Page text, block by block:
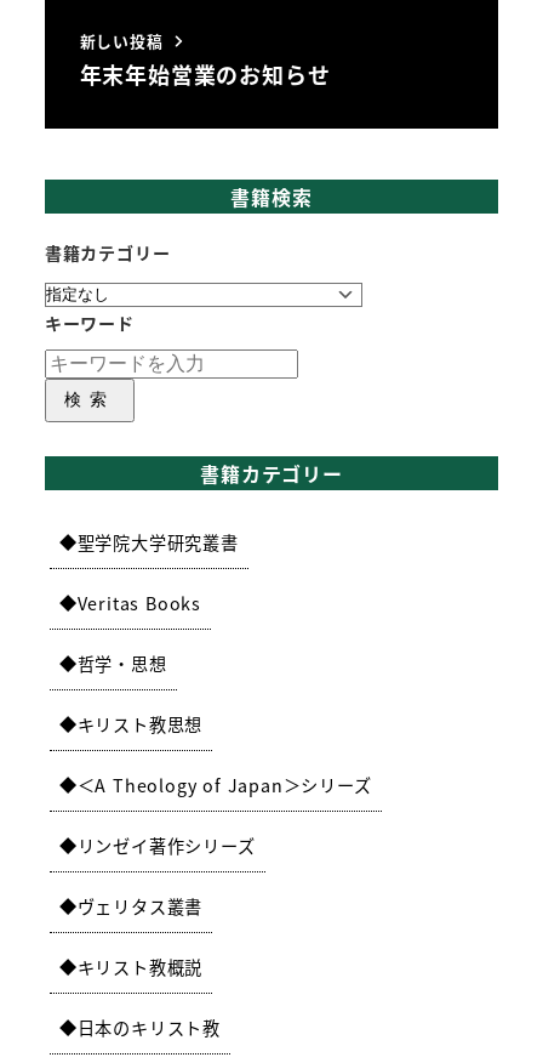
新しい投稿
年末年始営業のお知らせ
書籍検索
書籍カテゴリー
キーワード
検索
書籍カテゴリー
聖学院大学研究叢書
Veritas Books
哲学・思想
キリスト教思想
＜A Theology of Japan＞シリーズ
リンゼイ著作シリーズ
ヴェリタス叢書
キリスト教概説
日本のキリスト教